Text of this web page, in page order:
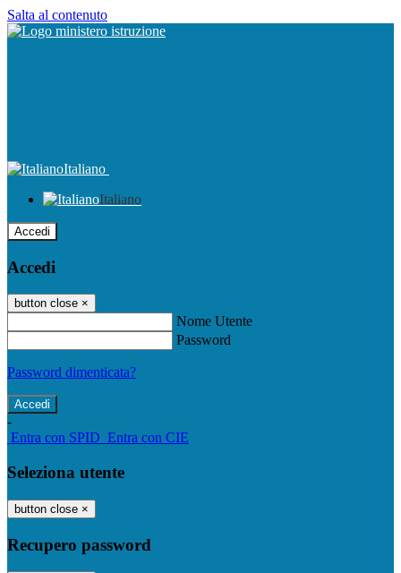
Salta al contenuto
Italiano
Italiano
Accedi
Accedi
button close ×
Nome Utente
Password
Password dimenticata?
-
Entra con SPID Entra con CIE
Seleziona utente
button close ×
Recupero password